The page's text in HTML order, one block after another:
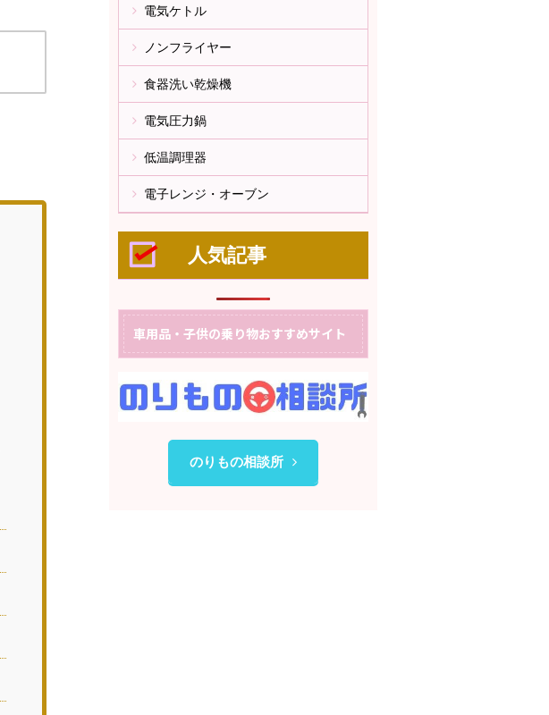
電気ケトル
ノンフライヤー
食器洗い乾燥機
電気圧力鍋
低温調理器
電子レンジ・オーブン
人気記事
車用品・子供の乗り物おすすめサイト
のりもの相談所